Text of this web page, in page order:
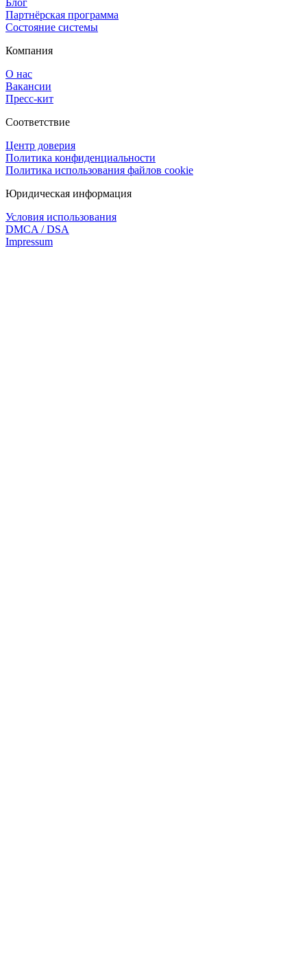
Партнёрская программа
Состояние системы
Компания
О нас
Вакансии
Пресс-кит
Соответствие
Центр доверия
Политика конфиденциальности
Политика использования файлов cookie
Юридическая информация
Условия использования
DMCA / DSA
Impressum